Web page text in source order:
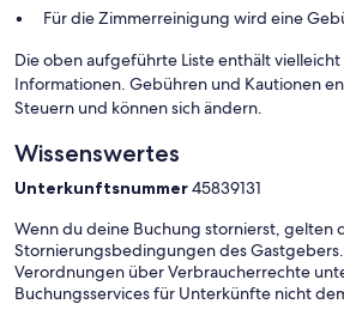
Für die Zimmerreinigung wird eine
Die oben aufgeführte Liste enthält vielleicht
Informationen. Gebühren und Kautionen
Steuern und können sich ändern.
Wissenswertes
Unterkunftsnummer45839131
Wenn du deine Buchung stornierst, gelten
Stornierungsbedingungen des
Verordnungen über Verbraucherrechte
Buchungsservices für Unterkünfte nicht